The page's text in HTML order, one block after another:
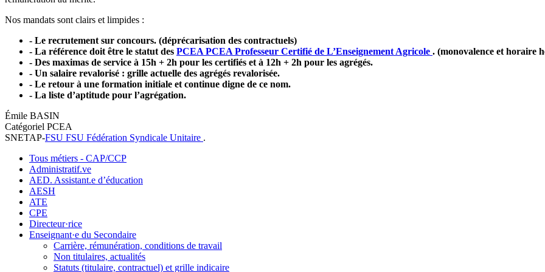
Nos mandats sont clairs et limpides :
- Le recrutement sur concours. (déprécarisation des contractuels)
- La référence doit être le statut des PCEA PCEA Professeur Certifié de L’Enseignement Agricole . (monovalence et horaire
- Des maximas de service à 15h + 2h pour les certifiés et à 12h + 2h pour les agrégés.
- Un salaire revalorisé : grille actuelle des agrégés revalorisée.
- Le retour à une formation initiale et continue digne de ce nom.
- La liste d’aptitude pour l’agrégation.
Émile BASIN
Catégoriel PCEA
SNETAP-FSU FSU Fédération Syndicale Unitaire .
Tous métiers - CAP/CCP
Administratif.ve
AED. Assistant.e d’éducation
AESH
ATE
CPE
Directeur·rice
Enseignant·e du Secondaire
Carrière, rémunération, conditions de travail
Non titulaires, actualités
Statuts (titulaire, contractuel) et grille indicaire